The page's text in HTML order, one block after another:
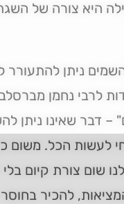
היא צורה של
ניתן להתעורר
לרבי נחמן
שאינו ניתן
לעשות הכל. משום
שום צורת קיום בלי
להכיר בחוסר